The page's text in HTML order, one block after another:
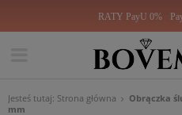
RATY PayU 0%
Jesteś tutaj: Strona główna
Obrączka
mm